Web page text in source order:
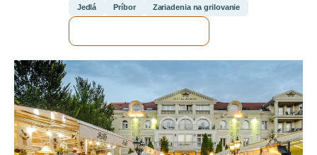
Jedlá Príbor Zariadenia na grilovanie